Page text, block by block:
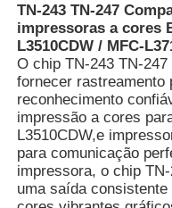
TN-243 TN-247
impressoras a cores
L3510CDW / MFC-
O chip TN-243 TN-
fornecer rastreamento
reconhecimento
impressão a cores
L3510CDW,e
para comunicação
impressora, o chip
uma saída